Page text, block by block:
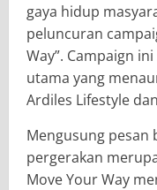
gaya hidup
peluncuran
Way”. Campaign
utama yang
Ardiles Lifestyle
Mengusung pesan
pergerakan
Move Your Way